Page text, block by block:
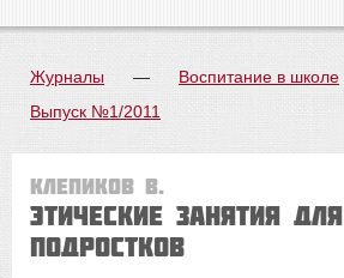
Журналы — Воспитание в школе
Выпуск №1/2011
Клепиков В.
Этические занятия для
подростков